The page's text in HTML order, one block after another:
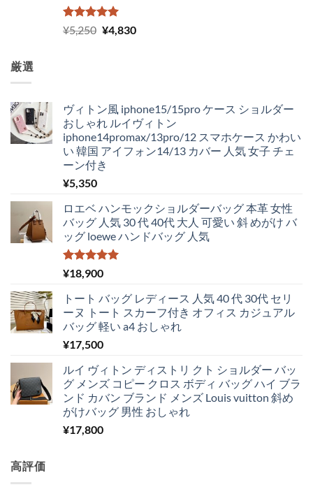
5段階中
5.00
の評価
¥5,250 元
¥5,250
で
し
た。
¥4,830現
¥4,830
で
す。
厳選
ヴィトン風 iphone15/15pro ケース ショルダー
おしゃれ ルイヴィトン
iphone14promax/13pro/12 スマホケース かわい
い 韓国 アイフォン14/13 カバー 人気 女子 チェ
ーン付き
¥5,350
ロエベ ハンモックショルダーバッグ 本革 女性
バッグ 人気 30 代 40代 大人 可愛い 斜 めがけ バ
ッグ loewe ハンドバッグ 人気
5段階中
5.00の評価
¥18,900
トート バッグ レディース 人気 40 代 30代 セリ
ーヌ トート スカーフ付き オフィス カジュアル
バッグ 軽い a4 おしゃれ
¥17,500
ルイ ヴィトン ディストリ クト ショルダー バッ
グ メンズ コピー クロス ボディ バッグ ハイ ブラ
ンド カバン ブランド メンズ Louis vuitton 斜め
がけバッグ 男性 おしゃれ
¥17,800
高評価